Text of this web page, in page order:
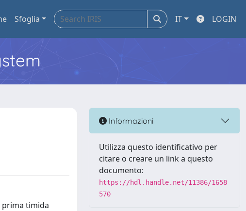
Sfoglia IT LOGIN
prima timida
Informazioni
Utilizza questo identificativo per
citare o creare un link a questo
documento:
https://hdl.handle.net/11386/1658
570